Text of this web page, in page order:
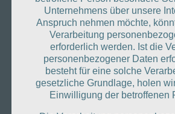
FRAGE 1
Lorem ipsum dolor sit amet,
elit, sed do eiusmod tempor
dolore magna
Unternehmens über unsere
Anspruch nehmen möchte,
Verarbeitung
erforderlich werden. Ist die
personenbezogener Daten
besteht für eine solche
gesetzliche Grundlage, holen
Einwilligung der betroffenen